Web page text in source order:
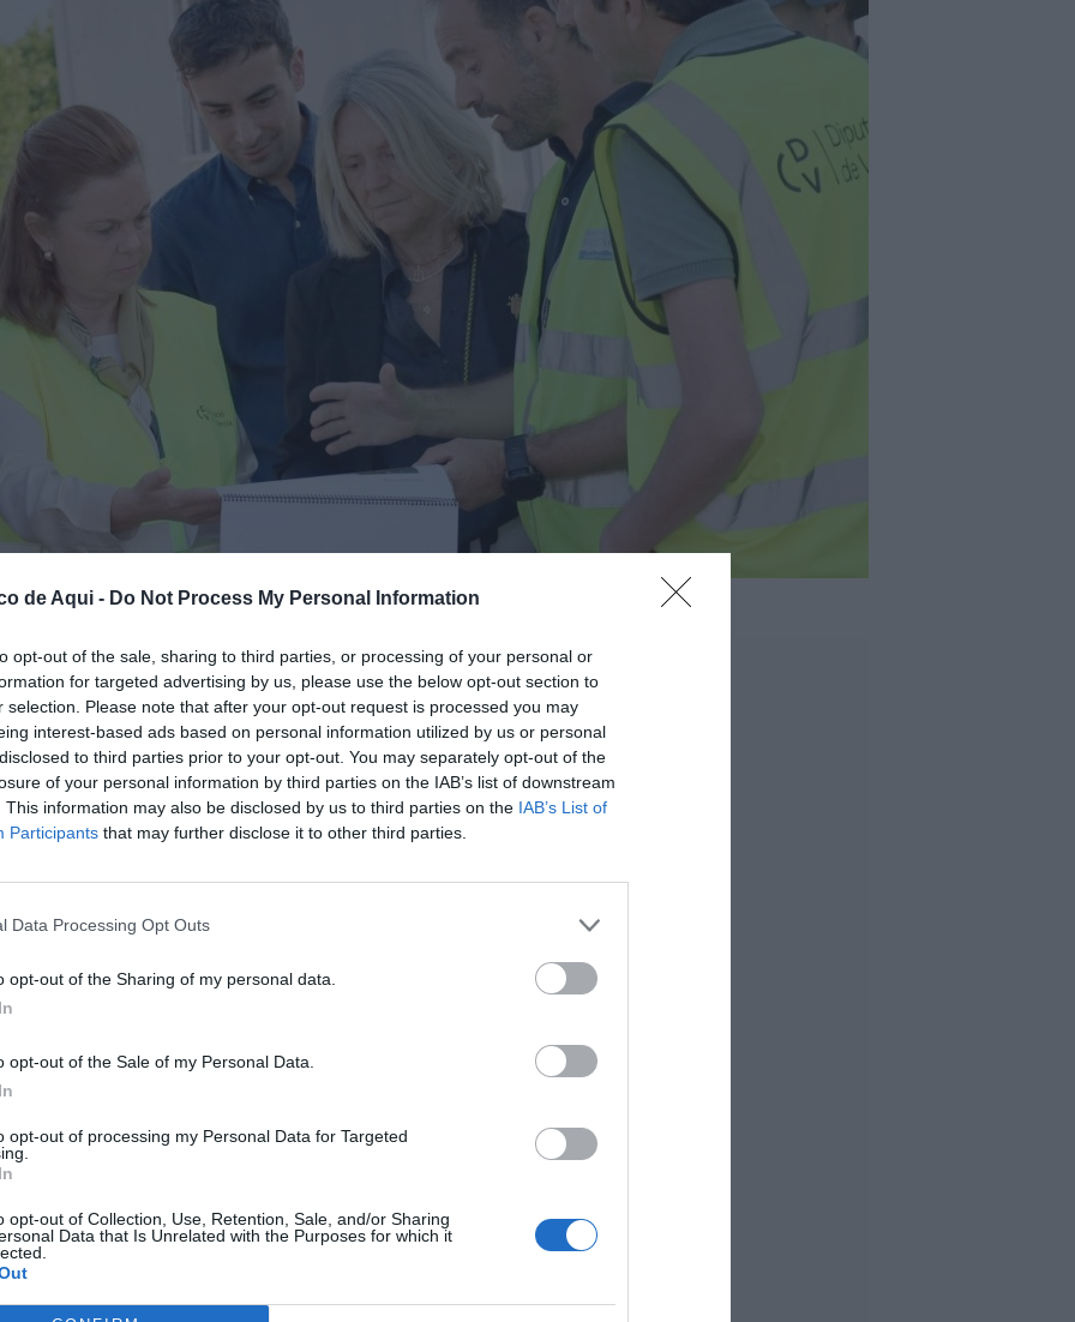
de Aqui - Do Not Process My Personal Information
opt-out of the sale, sharing to third parties, or processing of your personal or
for targeted advertising by us, please use the below opt-out section to
selection. Please note that after your opt-out request is processed you may
interest-based ads based on personal information utilized by us or personal
to third parties prior to your opt-out. You may separately opt-out of the
of your personal information by third parties on the IAB’s list of downstream
This information may also be disclosed by us to third parties on the IAB’s List of
Participants that may further disclose it to other third parties.
Data Processing Opt Outs
opt-out of the Sharing of my personal data.
opt-out of the Sale of my Personal Data.
opt-out of processing my Personal Data for Targeted
opt-out of Collection, Use, Retention, Sale, and/or Sharing
Data that Is Unrelated with the Purposes for which it
Nàquera i Bétera.//EPDA
fuente preferida de Google de forma gratuita.
, entre Bétera i Nàquera, ja ha conclòs les
per laDiputació de València després
de deteriorament de la via.
de6,8 quilòmetresdel tram comprés entre
connexió molt utilitzada tant per veïns de la
especialment vinculat a les àrees
com a
la seua importància dins de la mobilitat
de Millora de Camins d’Interés
amb unainversió superior als 800.000